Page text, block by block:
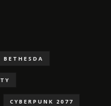
BETHESDA
CYBERPUNK 2077